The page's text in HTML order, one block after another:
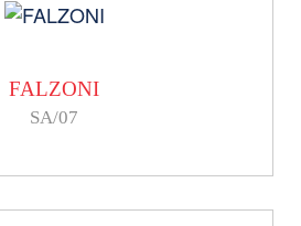
FALZONI
SA/07